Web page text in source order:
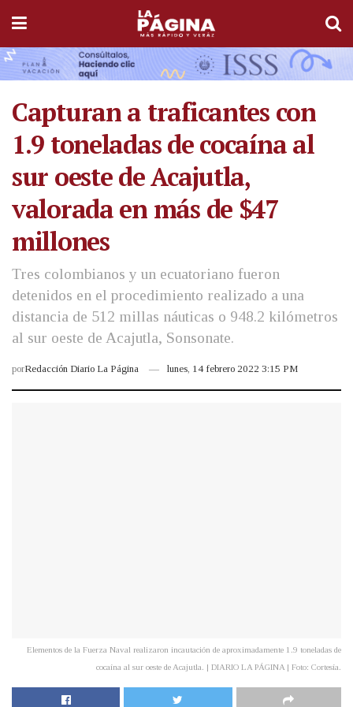
Capturan a traficantes con
1.9 toneladas de cocaína al
sur oeste de Acajutla,
valorada en más de $47
millones
Tres colombianos y un ecuatoriano fueron
detenidos en el procedimiento realizado a una
distancia de 512 millas náuticas o 948.2 kilómetros
al sur oeste de Acajutla, Sonsonate.
porRedacción Diario La Página lunes, 14 febrero 2022 3:15 PM
Elementos de la Fuerza Naval realizaron incautación de aproximadamente 1.9 toneladas de
cocaína al sur oeste de Acajutla. | DIARIO LA PÁGINA | Foto: Cortesía.